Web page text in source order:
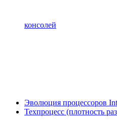
консолей
Эволюция процессоров
Техпроцесс (плотность